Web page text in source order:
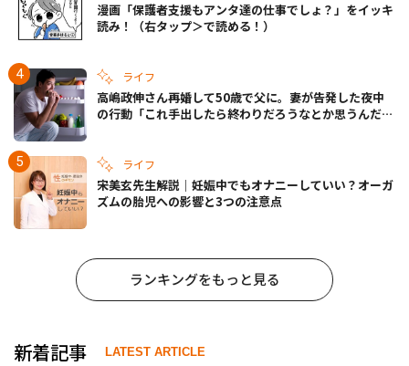
漫画「保護者支援もアンタ達の仕事でしょ？」をイッキ
読み！（右タップ＞で読める！）
ライフ
高嶋政伸さん再婚して50歳で父に。妻が告発した夜中
の行動「これ手出したら終わりだろうなとか思うんだけ
ライフ
宋美玄先生解説｜妊娠中でもオナニーしていい？オーガ
ズムの胎児への影響と3つの注意点
ランキングをもっと見る
新着記事 LATEST ARTICLE